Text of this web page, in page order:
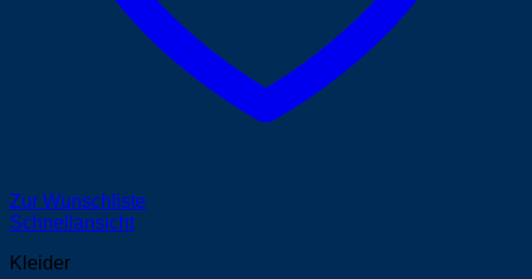
Zur Wunschliste
Schnellansicht
Kleider